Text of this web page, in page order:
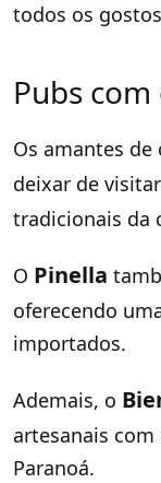
todos os
Pubs
Os amantes
deixar de
tradicionais da
O Pinella
oferecendo
importados.
Ademais, o
artesanais
Paranoá.